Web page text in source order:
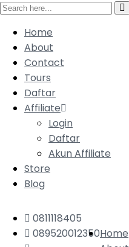
Home
About
Contact
Tours
Daftar
Affiliate
Login
Daftar
Akun Affiliate
Store
Blog
0811118405
089520012350Home